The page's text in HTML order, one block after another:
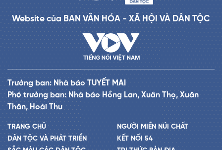
Website của BAN VĂN HÓA - XÃ HỘI VÀ DÂN TỘC
Trưởng ban: Nhà báo TUYẾT MAI
Phó trưởng ban: Nhà báo Hồng Lan, Xuân Thọ, Xuân
Thân, Hoài Thu
TRANG CHỦ
DÂN TỘC VÀ PHÁT TRIỂN
NGƯỜI MIỀN NÚI CHẤT
KẾT NỐI 54